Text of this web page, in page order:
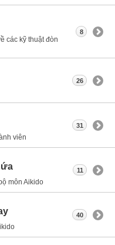
các kỹ thuật đòn
8
26
viên
31
môn Aikido
11
40